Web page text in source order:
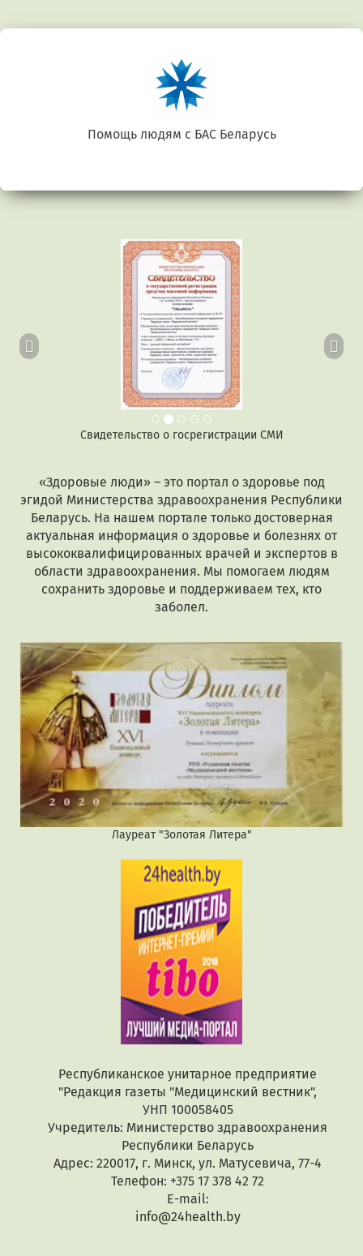
Беларусь. Gluten free
Свидетельство о госрегистрации СМИ
Предыдущий
«Здоровые люди» – это портал о здоровье под
эгидой Министерства здравоохранения Республики
Беларусь. На нашем портале только достоверная
актуальная информация о здоровье и болезнях от
высококвалифицированных врачей и экспертов в
области здравоохранения. Мы помогаем людям
сохранить здоровье и поддерживаем тех, кто
заболел.
Лауреат "Золотая Литера"
Республиканское унитарное предприятие
"Редакция газеты "Медицинский вестник",
УНП 100058405
Учредитель: Министерство здравоохранения
Республики Беларусь
Адрес: 220017, г. Минск, ул. Матусевича, 77-4
Телефон: +375 17 378 42 72
E-mail:
info@24health.by